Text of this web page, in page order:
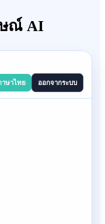
ณ์ AI
าษาไทย ออกจากระบบ